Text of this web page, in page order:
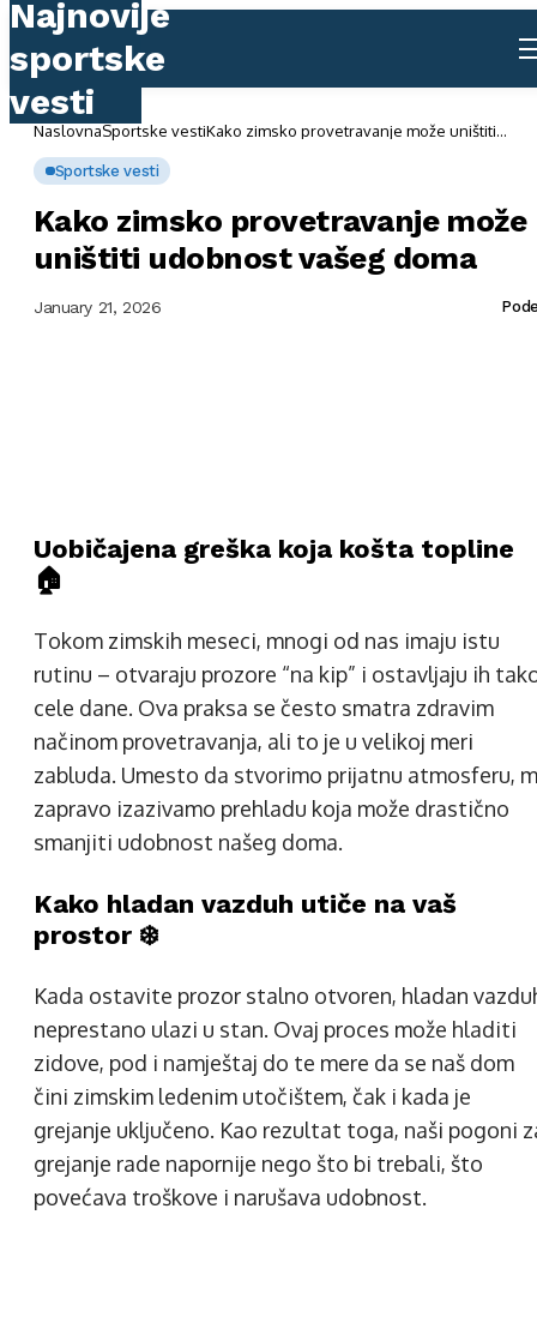
NaslovnaSportske vestiKako zimsko provetravanje može uništiti
Sportske vesti
Kako zimsko provetravanje može
uništiti udobnost vašeg doma
January 21, 2026
Uobičajena greška koja košta topline
🏠
Tokom zimskih meseci, mnogi od nas imaju istu
rutinu – otvaraju prozore “na kip” i ostavljaju ih
cele dane. Ova praksa se često smatra zdravim
načinom provetravanja, ali to je u velikoj meri
zabluda. Umesto da stvorimo prijatnu atmosferu,
zapravo izazivamo prehladu koja može drastično
smanjiti udobnost našeg doma.
Kako hladan vazduh utiče na vaš
prostor ❄️
Kada ostavite prozor stalno otvoren, hladan
neprestano ulazi u stan. Ovaj proces može hladiti
zidove, pod i namještaj do te mere da se naš dom
čini zimskim ledenim utočištem, čak i kada je
grejanje uključeno. Kao rezultat toga, naši pogoni
grejanje rade napornije nego što bi trebali, što
povećava troškove i narušava udobnost.